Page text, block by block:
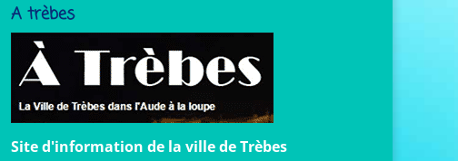
A trèbes
Site d'information de la ville de Trèbes